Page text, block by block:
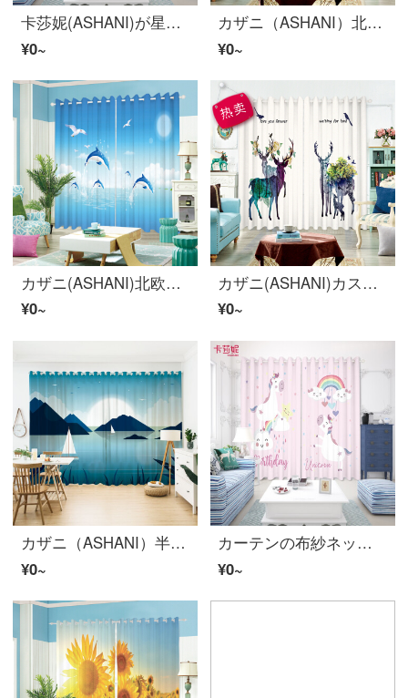
卡莎妮(ASHANI)が星の月の子供部屋をカスタマイズします。漫画のカーテンは男の子の寝室の遮光布のカーテンです。
¥0~
カザニ（ASHANI）北欧幾何学図カーテンカーテンカーテンカーテンカーテンカーテンカーテンカーテンカーテンカーテンカーテンカーテンカーテンカーテンカーテンカーテンカーテンカーテンカーテンカーテンカーテンカーテンカーテンカーテンカーテンカーテンカーテンカーテンカーテンカーテンカーテンカーテンカーテンカーテンカーテンカーテンカーテンカーテンカーテンカーテンカーテンカーテンカーテンカーテンカーテンカーテンカーテンカーテンカーテンカーテンカーテンカーテンカーテンカーテンカーテンカーテンカーテンカーテンカーテンカー
¥0~
カザニ(ASHANI)北欧アニメオーダーメードの入り口のカーテン男の子と子供の部屋のリビングルーム幼稚園のトイレの窓のカーテンを遮断してカーテンのカーテンを開けます。
¥0~
カザニ(ASHANI)カスタム簡単現代北欧のアメリカン森林、鹿綿麻の遮光カーテンの布紗の寝室のリビングルームの仕切りの窓のカーテンの幅1メートルの穴を開けるカーテンの専売写真/何メートルの撮影を要しますか？
¥0~
カザニ（ASHANI）半全遮光カーテンのカーテンカーテンカーテンの仕切りカーテンをカスタマイズしました。韓国式の簡単な青色の海底抽象画子供寝室幼稚園の新鮮な海底風E 0717布です。ホック幅は1メートルです。何メートルで何枚か撮ります。
¥0~
カーテンの布紗ネットの赤いins漫画の王女の子供の部屋の男性の女の子の寝室の客間を注文して、幼稚園の入り口のカーテンの仕切りのカーテンE 0324紗-フックの幅の1メートルの価格/何メートルを要して何件か撮影します。
¥0~